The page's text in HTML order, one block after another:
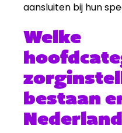
aansluiten bij hun
Welke
bestaan